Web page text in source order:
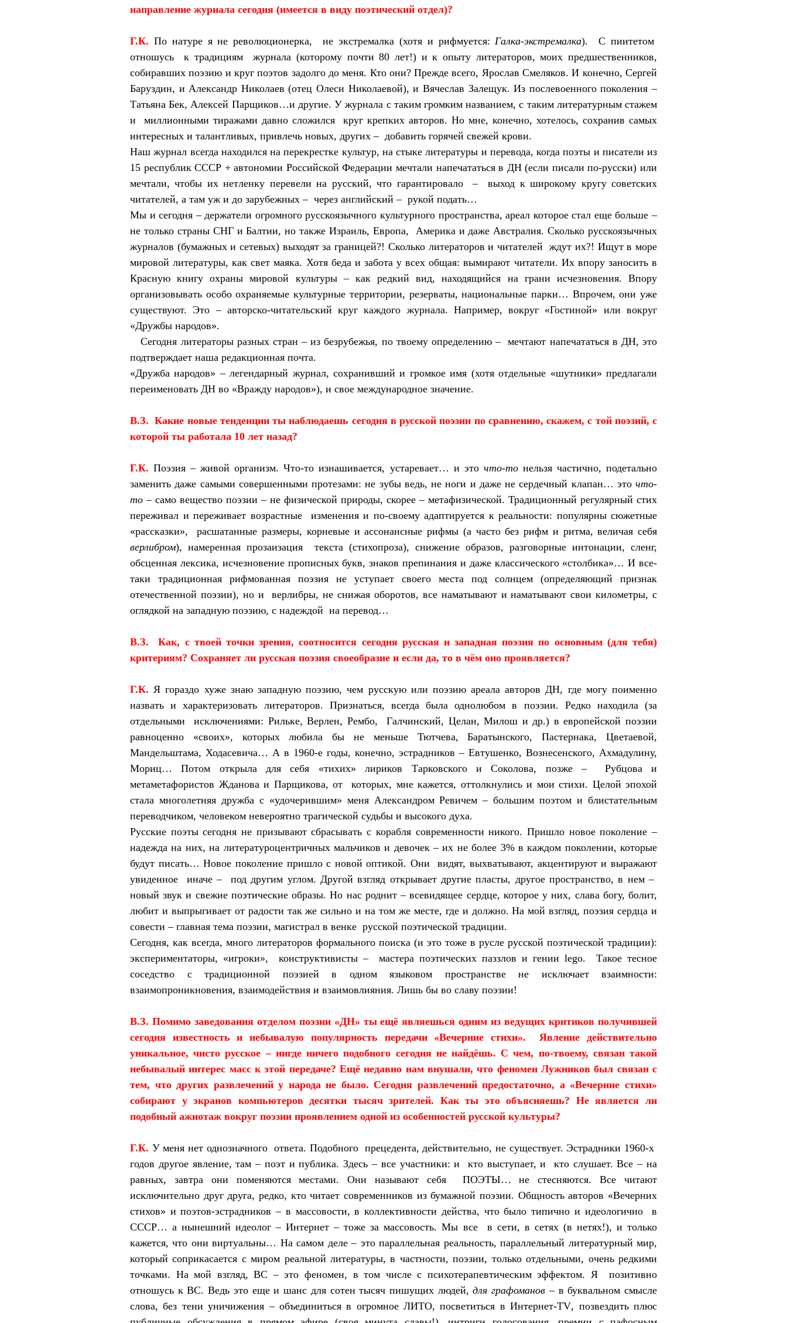
направление журнала сегодня (имеется в виду поэтический отдел)?
Г.К. По натуре я не революционерка, не экстремалка (хотя и рифмуется: Галка-экстремалка).
С пиитетом
отношусь
к традициям
журнала (которому почти 80 лет!) и к опыту литераторов, моих предшественников,
собиравших поэзию и круг поэтов задолго до меня. Кто они? Прежде всего, Ярослав Смеляков. И конечно, Сергей
Баруздин, и Александр Николаев (отец Олеси Николаевой), и Вячеслав Залещук. Из послевоенного поколения –
Татьяна Бек, Алексей Парщиков…и другие. У журнала с таким громким названием, с таким литературным стажем
и
миллионными тиражами давно сложился
круг крепких авторов. Но мне, конечно, хотелось, сохранив самых
интересных и талантливых, привлечь новых, других – добавить горячей свежей крови.
Наш журнал всегда находился на перекрестке культур, на стыке литературы и перевода, когда поэты и писатели из
15 республик СССР + автономии Российской Федерации мечтали напечататься в ДН (если писали по-русски) или
мечтали, чтобы их нетленку перевели на русский, что гарантировало
–
выход к широкому кругу советских
читателей, а там уж и до зарубежных – через английский – рукой подать…
Мы и сегодня – держатели огромного русскоязычного культурного пространства, ареал которое стал еще больше –
не только страны СНГ иБалтии, но также Израиль, Европа,
Америка и даже Австралия. Сколько русскоязычных
журналов (бумажных и сетевых) выходят за границей?! Сколько литераторов и читателей
ждут их?! Ищут в море
мировой литературы, как свет маяка. Хотя беда и забота у всех общая: вымирают читатели. Их впору заносить в
Красную книгу охраны мировой культуры – как редкий вид, находящийся на грани исчезновения. Впору
организовывать особо охраняемые культурные территории, резерваты, национальные парки… Впрочем, они уже
существуют. Это – авторско-читательский круг каждого журнала. Например, вокруг «Гостиной» или вокруг
«Дружбы народов».
Сегодня литераторы разных стран – из безрубежья, по твоему определению –
мечтают напечататься в ДН, это
подтверждает наша редакционная почта.
«Дружба народов» – легендарный журнал, сохранивший и громкое имя (хотя отдельные «шутники» предлагали
переименовать ДН во «Вражду народов»), и свое международное значение.
В.З. Какие новые тенденции ты наблюдаешь сегодня в русской поэзии по сравнению, скажем, с той поэзий, с
которой ты работала 10 лет назад?
Г.К. Поэзия – живой организм. Что-то изнашивается, устаревает… и это что-тонельзя частично, подетально
заменить даже самыми совершенными протезами: не зубы ведь, не ноги и даже не сердечный клапан… это что-
то – само вещество поэзии – не физической природы, скорее – метафизической. Традиционный регулярный стих
переживал и переживает возрастные
изменения и по-своему адаптируется к реальности: популярны сюжетные
«рассказки»,
расшатанные размеры, корневые и ассонансные рифмы (а часто без рифм и ритма, величая себя
верлибром), намеренная прозаизация
текста (стихопроза), снижение образов, разговорные интонации, сленг,
обсценная лексика, исчезновение прописных букв, знаков препинания и даже классического «столбика»… И все-
таки традиционная рифмованная поэзия не уступает своего места под солнцем (определяющий признак
отечественной поэзии), но и
верлибры, не снижая оборотов, все наматывают и наматывают свои километры, с
оглядкой на западную поэзию, с надеждой на перевод…
В.З.
Как, с твоей точки зрения, соотносится сегодня русская и западная поэзия по основным (для тебя)
критериям? Сохраняет ли русская поэзия своеобразие и если да, то в чём оно проявляется?
Г.К. Я гораздо хуже знаю западную поэзию, чем русскую или поэзию ареала авторов ДН, где могу поименно
назвать и характеризовать литераторов. Признаться, всегда была однолюбом в поэзии. Редко находила (за
отдельными
исключениями: Рильке, Верлен, Рембо,
Галчинский, Целан, Милош и др.) в европейской поэзии
равноценно «своих», которых любила бы не меньше Тютчева, Баратынского, Пастернака, Цветаевой,
Мандельштама, Ходасевича… А в 1960-е годы, конечно, эстрадников – Евтушенко, Вознесенского, Ахмадулину,
Мориц… Потом открыла для себя «тихих» лириков Тарковского и Соколова, позже –
Рубцова и
метаметафористов Жданова и Парщикова, от
которых, мне кажется, оттолкнулись и мои стихи. Целой эпохой
стала многолетняя дружба с «удочерившим» меня Александром Ревичем – большим поэтом и блистательным
переводчиком, человеком невероятно трагической судьбы и высокого духа.
Русские поэты сегодня не призывают сбрасывать с корабля современности никого. Пришло новое поколение –
надежда на них, на литературоцентричных мальчиков и девочек – их не более 3% в каждом поколении, которые
будут писать… Новое поколение пришло с новой оптикой. Они
видят, выхватывают, акцентируют и выражают
увиденное
иначе –
под другим углом. Другой взгляд открывает другие пласты, другое пространство, в нем –
новый звук и свежие поэтические образы. Но нас роднит – всевидящее сердце, которое у них, слава богу, болит,
любит и выпрыгивает от радости так же сильно и на том же месте, где и должно. На мой взгляд, поэзия сердца и
совести – главная тема поэзии, магистрал в венке русской поэтической традиции.
Сегодня, как всегда, много литераторов формального поиска (и это тоже в русле русской поэтической традиции):
экспериментаторы, «игроки»,
конструктивисты – мастера поэтических паззлов и гении lego.
Такое тесное
соседство с традиционной поэзией в одном языковом пространстве не исключает взаимности:
взаимопроникновения, взаимодействия и взаимовлияния. Лишь бы во славу поэзии!
В.З. Помимо заведования отделом поэзии «ДН» ты ещё являешься одним из ведущих критиков получившей
сегодня известность и небывалую популярность передачи «Вечерние стихи».
Явление действительно
уникальное, чисто русское – нигде ничего подобного сегодня не найдёшь. С чем, по-твоему, связан такой
небывалый интерес масс к этой передаче? Ещё недавно нам внушали, что феномен Лужников был связан с
тем, что других развлечений у народа не было. Сегодня развлечений предостаточно, а «Вечерние стихи»
собирают у экранов компьютеров десятки тысяч зрителей. Как ты это объясняешь? Не является ли
подобный ажиотаж вокруг поэзии проявлением одной из особенностей русской культуры?
Г.К. У меня нет однозначного ответа. Подобного прецедента, действительно, не существует. Эстрадники 1960-х
годов другое явление, там – поэт и публика. Здесь – все участники: и
кто выступает, и
кто слушает. Все – на
равных, завтра они поменяются местами. Они называют себя
ПОЭТЫ… не стесняются. Все читают
исключительно друг друга, редко, кто читает современников из бумажной поэзии. Общность авторов «Вечерних
стихов» и поэтов-эстрадников – в массовости, в коллективности действа, что было типично и идеологично
в
СССР… а нынешний идеолог – Интернет – тоже за массовость. Мы все
в сети, в сетях (в нетях!), и только
кажется, что они виртуальны… На самом деле – это параллельная реальность, параллельный литературный мир,
который соприкасается с миром реальной литературы, в частности, поэзии, только отдельными, очень редкими
точками. На мой взгляд, ВС – это феномен, в том числе с психотерапевтическим эффектом. Я
позитивно
отношусь к ВС. Ведь это еще и шанс для сотен тысяч пишущих людей,для графоманов – в буквальном смысле
слова, без тени уничижения–объединиться в огромное ЛИТО, посветиться в Интернет-ТV, позвездить плюс